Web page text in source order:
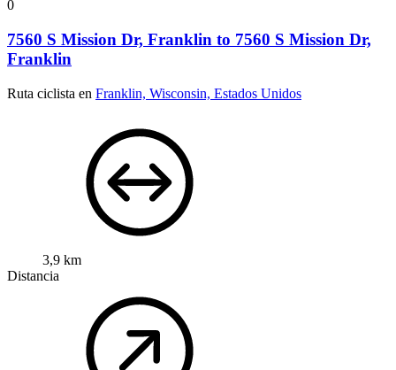
0
7560 S Mission Dr, Franklin to 7560 S Mission Dr,
Franklin
Ruta ciclista en Franklin, Wisconsin, Estados Unidos
3,9 km
Distancia